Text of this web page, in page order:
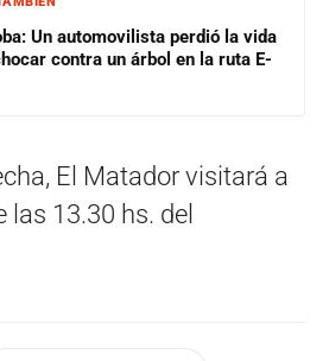
Un automovilista perdió la vida
contra un árbol en la ruta E-
El Matador visitará a
las 13.30 hs. del